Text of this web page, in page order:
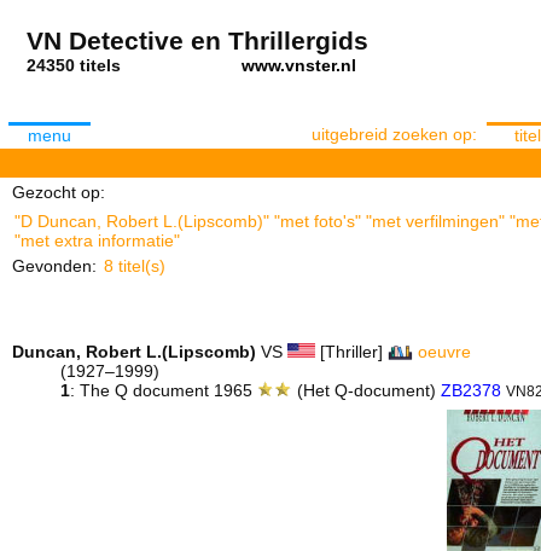
VN Detective en Thrillergids
24350 titels www.vnster.nl
menu uitgebreid zoeken op: titel
Gezocht op:
"D Duncan, Robert L.(Lipscomb)" "met foto's" "met verfilmingen"
"met extra informatie"
Gevonden: 8 titel(s)
Duncan, Robert L.(Lipscomb) VS [Thriller]
oeuvre
(1927–1999)
1: The Q document 1965 (Het Q-document) ZB2378